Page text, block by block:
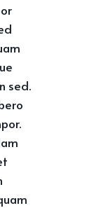
sed.